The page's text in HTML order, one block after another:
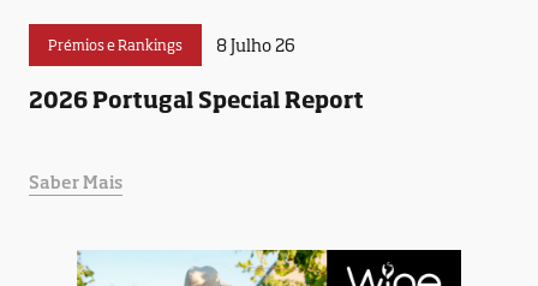
Prémios e Rankings 8 Julho 26
2026 Portugal Special Report
Saber Mais